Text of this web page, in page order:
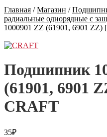
Главная /Магазин /
радиальные однорядные с
1000901 ZZ (61901, 6901
Подшипник
(61901, 6901
CRAFT
35₽